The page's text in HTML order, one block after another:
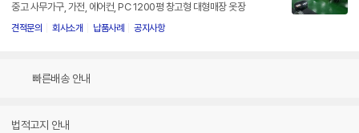
중고 사무가구, 가전, 에어컨, PC 1200평 창고형 대형매장 옷장
견적문의 회사소개 납품사례 공지사항
빠른배송 안내
법적고지 안내